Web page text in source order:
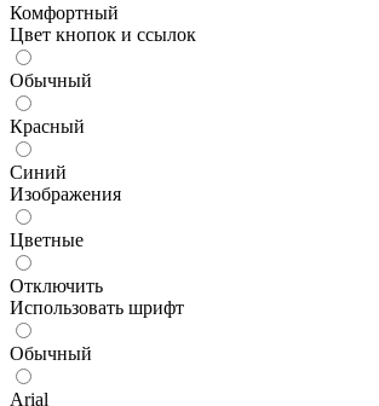
Комфортный
Цвет кнопок и ссылок
Обычный
Красный
Синий
Изображения
Цветные
Отключить
Использовать шрифт
Обычный
Arial